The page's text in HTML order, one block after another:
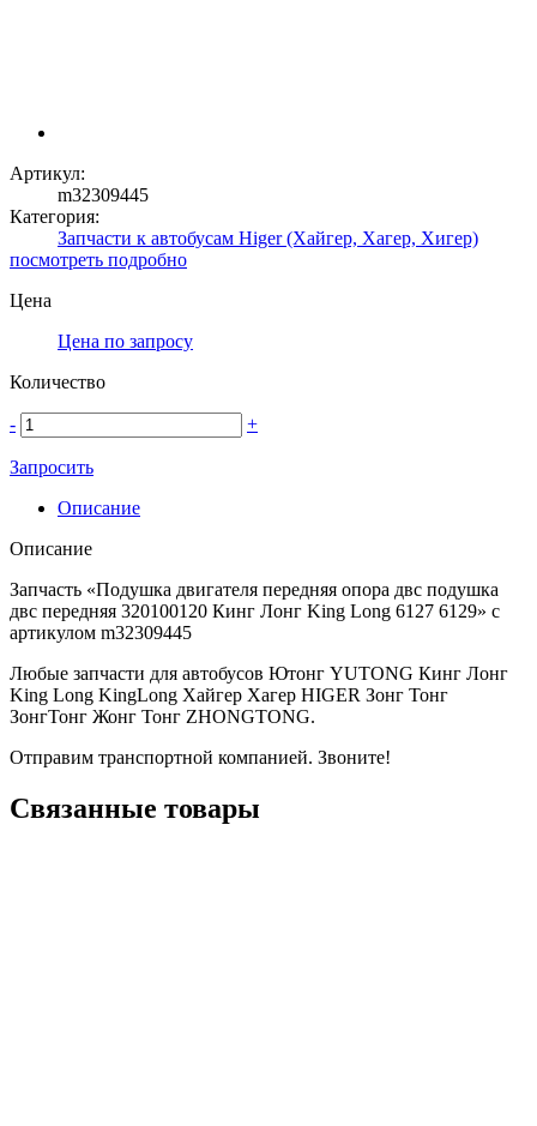
Артикул:
m32309445
Категория:
Запчасти к автобусам Higer (Хайгер, Хагер, Хигер)
посмотреть подробно
Цена
Цена по запросу
Количество
- +
Запросить
Описание
Описание
Запчасть «Подушка двигателя передняя опора двс подушка
двс передняя 320100120 Кинг Лонг King Long 6127 6129» с
артикулом m32309445
Любые запчасти для автобусов Ютонг YUTONG Кинг Лонг
King Long KingLong Хайгер Хагер HIGER Зонг Тонг
ЗонгТонг Жонг Тонг ZHONGTONG.
Отправим транспортной компанией. Звоните!
Связанные товары